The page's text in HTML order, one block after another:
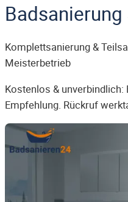
Komplettsanierung &
Meisterbetrieb
Kostenlos & unverbindlich:
Empfehlung. Rückruf